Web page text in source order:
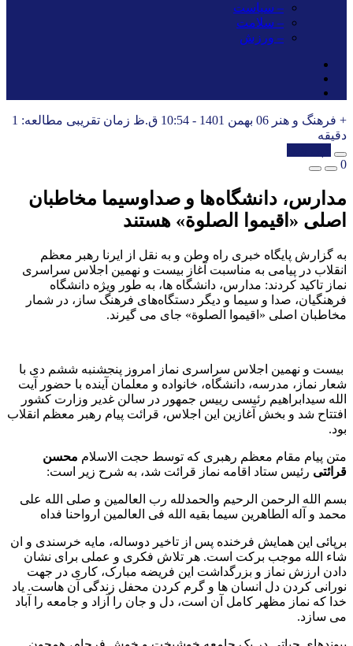
– سیاست
– سلامت
– ورزش
+ فرهنگ و هنر 06 بهمن 1401 - 10:54 ق.ظ
زمان تقریبی مطالعه: 1
دقیقه
0
مدارس، دانشگاه‌ها و صداوسیما مخاطبان
اصلی «اقیموا الصلوة» هستند
به گزارش پایگاه خبری راه وطن و به نقل از ایرنا رهبر معظم
انقلاب در پیامی به مناسبت آغاز بیست و نهمین اجلاس سراسری
نماز تاکید کردند: مدارس، دانشگاه ها، به طور ویژه دانشگاه
فرهنگیان، صدا و سیما و دیگر دستگاه‌های فرهنگ ساز، در شمار
مخاطبان اصلی «اقیموا الصلوة» جای می گیرند.
بیست و نهمین اجلاس سراسری نماز امروز پنجشنبه ششم دی با
شعار نماز، مدرسه، دانشگاه، خانواده و معلمان آینده با حضور آیت
الله سیدابراهیم رئیسی رییس جمهور در سالن غدیر وزارت کشور
افتتاح شد و بخش آغازین این اجلاس، قرائت پیام رهبر معظم انقلاب
بود.
متن پیام مقام معظم رهبری که توسط حجت الاسلام محسن
قرائتی رئیس ستاد اقامه نماز قرائت شد، به شرح زیر است:
بسم الله الرحمن الرحیم والحمدلله رب العالمین و صلی الله علی
محمد و آله الطاهرین سیما بقیه الله فی العالمین ارواحنا فداه
برپائی این همایش فرخنده پس از تاخیر دوساله، مایه خرسندی و ان
شاء الله موجب برکت است. هر تلاش فکری و عملی برای نشان
دادن ارزش نماز و بزرگداشت این فریضه مبارک، کاری در جهت
نورانی کردن دل انسان ها و گرم کردن محفل زندگی آن هاست. یاد
خدا که نماز مظهر کامل آن است، دل و جان را آزاد و جامعه را آباد
می سازد.